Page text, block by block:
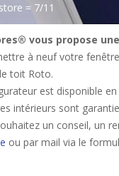
= 7/11
vous propose
à neuf votre
toit Roto.
est disponible
intérieurs sont
un conseil, un
ou par mail via le